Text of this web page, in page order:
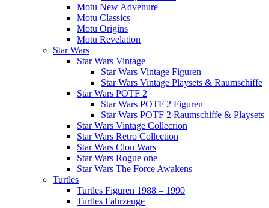
Motu New Advenure
Motu Classics
Motu Origins
Motu Revelation
Star Wars
Star Wars Vintage
Star Wars Vintage Figuren
Star Wars Vintage Playsets & Raumschiffe
Star Wars POTF 2
Star Wars POTF 2 Figuren
Star Wars POTF 2 Raumschiffe & Playsets
Star Wars Vintage Collecrion
Star Wars Retro Collection
Star Wars Clon Wars
Star Wars Rogue one
Star Wars The Force Awakens
Turtles
Turtles Figuren 1988 – 1990
Turtles Fahrzeuge